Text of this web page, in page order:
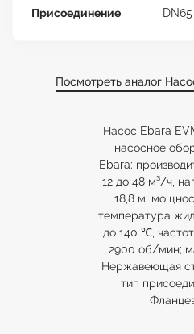
Присоединение
Посмотреть аналог
Насос Ebara
насосное
Ebara:
12 до 48 м³/ч,
18,8 м,
температура
до 140 ℃,
2900 об/мин;
Нержавеющая
тип